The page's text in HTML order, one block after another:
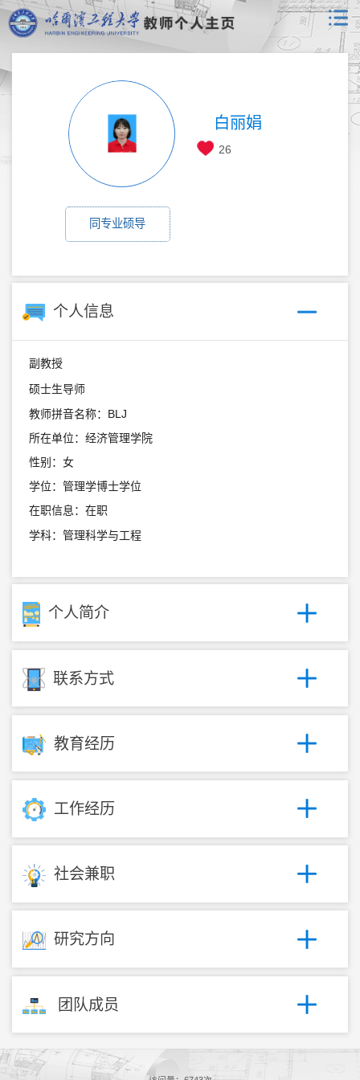
白丽娟
26
同专业硕导
个人信息
副教授
硕士生导师
教师拼音名称：BLJ
所在单位：经济管理学院
性别：女
学位：管理学博士学位
在职信息：在职
学科：管理科学与工程
个人简介
联系方式
教育经历
工作经历
社会兼职
研究方向
团队成员